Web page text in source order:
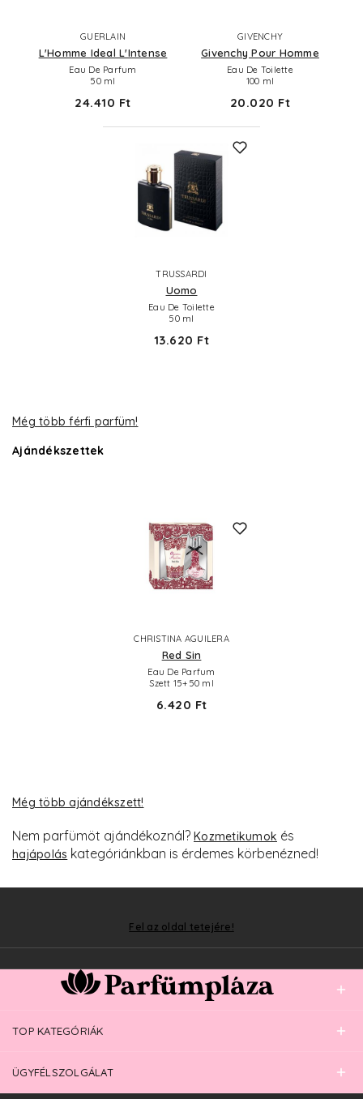
GUERLAIN
L'Homme Ideal L'Intense
Eau De Parfum
50 ml
24.410 Ft
GIVENCHY
Givenchy Pour Homme
Eau De Toilette
100 ml
20.020 Ft
TRUSSARDI
Uomo
Eau De Toilette
50 ml
13.620 Ft
Még több férfi parfüm!
Ajándékszettek
CHRISTINA AGUILERA
Red Sin
Eau De Parfum
Szett 15+50 ml
6.420 Ft
Még több ajándékszett!
Nem parfümöt ajándékoznál? Kozmetikumok és
hajápolás kategóriánkban is érdemes körbenézned!
Fel az oldal tetejére!
TOP KATEGÓRIÁK
ÜGYFÉLSZOLGÁLAT